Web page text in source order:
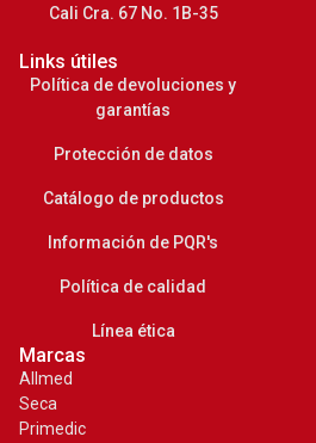
Cali Cra. 67 No. 1B-35
Links útiles
Política de devoluciones y
garantías
Protección de datos
Catálogo de productos
Información de PQR's
Política de calidad
Línea ética
Marcas
Allmed
Seca
Primedic